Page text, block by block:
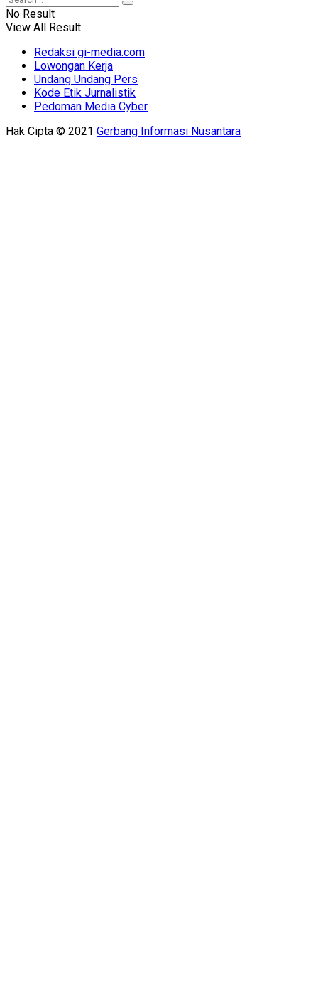
No Result
View All Result
Redaksi gi-media.com
Lowongan Kerja
Undang Undang Pers
Kode Etik Jurnalistik
Pedoman Media Cyber
Hak Cipta © 2021 Gerbang Informasi Nusantara